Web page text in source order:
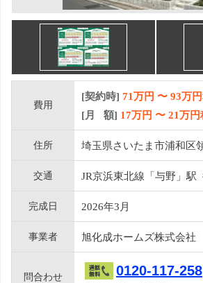
費用
[契約時] 71万円 〜 93万
[月 額] 17万円 〜 21万円
住所 埼玉県さいたま市浦和区
交通 JR京浜東北線「与野」駅
完成日 2026年3月
事業者 旭化成ホームズ株式会社
問合わせ 0120-117-258